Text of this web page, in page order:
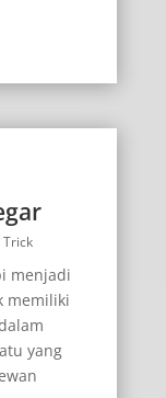
Trick
menjadi
memiliki
yang